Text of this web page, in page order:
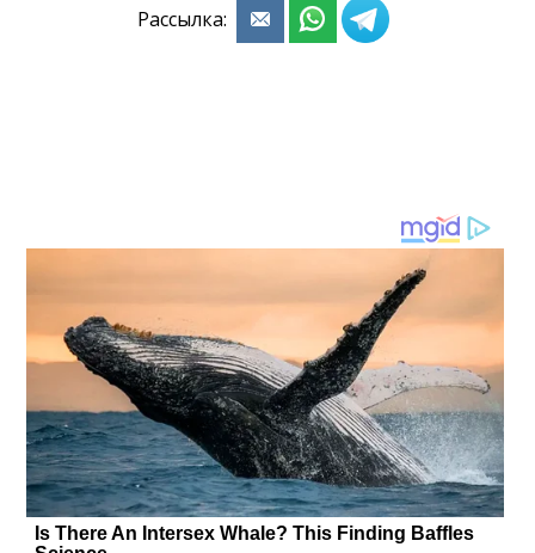
Рассылка: